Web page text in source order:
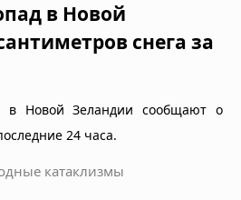
в Новой
снега за
в Новой Зеландии сообщают о
24 часа.
катаклизмы